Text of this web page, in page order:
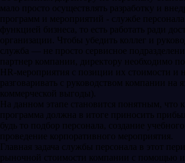
мало просто осуществлять разработку и
программ и мероприятий - службе персонала
функцией бизнеса, то есть работать ради
организации. Чтобы убедить коллег и
служба — не просто сервисное
партнер компании, директору необходимо
HR-мероприятия с позиции их стоимости и
разговаривать с руководством компании на
коммерческой выгоды).
На данном этапе становится понятным, что
программа должна в итоге приносить
будь то подбор персонала, создание
проведение корпоративного мероприятия.
Главная задача службы персонала в этот
рыночной стоимости компании с помощью